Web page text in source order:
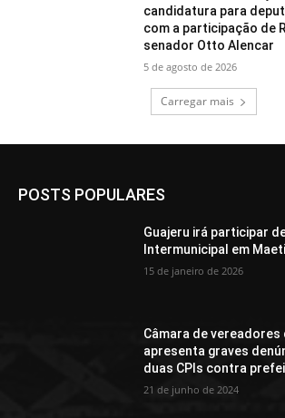
candidatura para
com a participação de
senador Otto Alencar
5 de agosto de 2026
Carregar mais
POSTS POPULARES
Guajeru irá participar
Intermunicipal em
15 de janeiro de 2026
Câmara de vereadores
apresenta graves
duas CPIs contra
21 de junho de 2024